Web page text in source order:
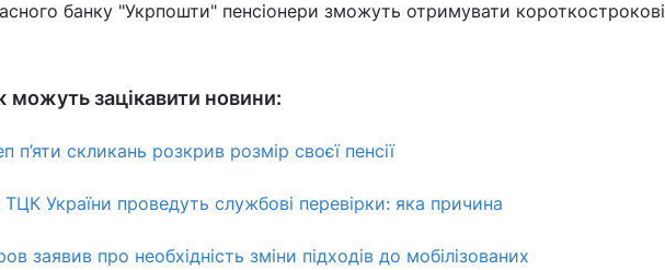
банку "Укрпошти" пенсіонери зможуть отримувати короткострокові
можуть зацікавити новини:
п’яти скликань розкрив розмір своєї пенсії
ТЦК України проведуть службові перевірки: яка причина
заявив про необхідність зміни підходів до мобілізованих